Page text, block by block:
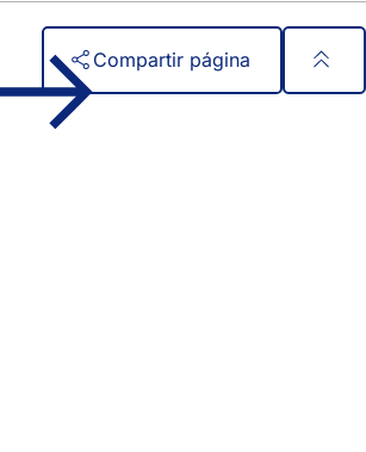
Compartir página